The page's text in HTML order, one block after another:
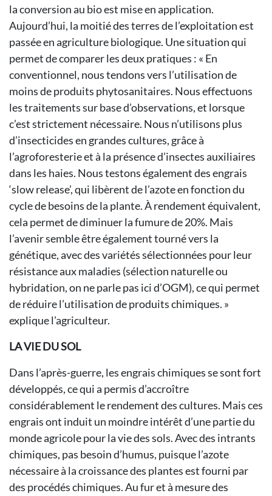
la conversion au bio est mise en application.
Aujourd’hui, la moitié des terres de l’exploitation est
passée en agriculture biologique. Une situation qui
permet de comparer les deux pratiques : « En
conventionnel, nous tendons vers l’utilisation de
moins de produits phytosanitaires. Nous effectuons
les traitements sur base d’observations, et lorsque
c’est strictement nécessaire. Nous n’utilisons plus
d’insecticides en grandes cultures, grâce à
l’agroforesterie et à la présence d’insectes auxiliaires
dans les haies. Nous testons également des engrais
‘slow release’, qui libèrent de l’azote en fonction du
cycle de besoins de la plante. À rendement équivalent,
cela permet de diminuer la fumure de 20%. Mais
l’avenir semble être également tourné vers la
génétique, avec des variétés sélectionnées pour leur
résistance aux maladies (sélection naturelle ou
hybridation, on ne parle pas ici d’OGM), ce qui permet
de réduire l’utilisation de produits chimiques. »
explique l’agriculteur.
LA VIE DU SOL
Dans l’après-guerre, les engrais chimiques se sont fort
développés, ce qui a permis d’accroître
considérablement le rendement des cultures. Mais ces
engrais ont induit un moindre intérêt d’une partie du
monde agricole pour la vie des sols. Avec des intrants
chimiques, pas besoin d’humus, puisque l’azote
nécessaire à la croissance des plantes est fourni par
des procédés chimiques. Au fur et à mesure des